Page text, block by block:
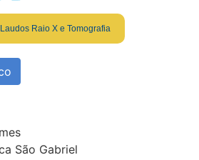
Laudos Raio X e Tomografia
São Gabriel